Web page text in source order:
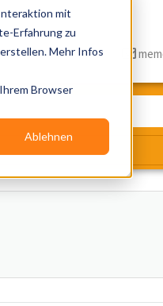
mit
Erfahrung zu
Mehr Infos
Browser
Ablehnen
Services Blog